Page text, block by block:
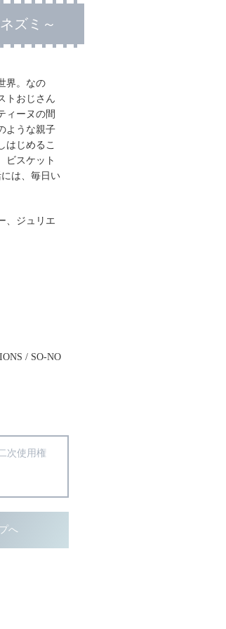
ズミ～
界。なの
トおじさん
ィーヌの間
ような親子
はじめるこ
ビスケット
は、毎日い
、ジュリエ
/ SO-NO
次使用権
へ